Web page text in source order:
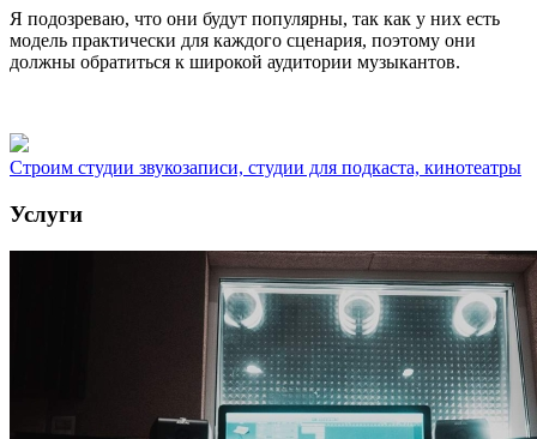
Я подозреваю, что они будут популярны, так как у них есть
модель практически для каждого сценария, поэтому они
должны обратиться к широкой аудитории музыкантов.
Строим студии звукозаписи, студии для подкаста, кинотеатры
Услуги